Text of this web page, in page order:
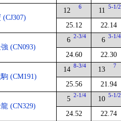
(CJ307)
12 6
25.12
11 5-1/2
22.14
(CN093)
6 2-3/4
24.60
6 3-1/4
22.30
(CM191)
14 8-3/4
25.56
13 7
21.94
(CN329)
5 2-1/4
24.52
10 5-1/2
22.74